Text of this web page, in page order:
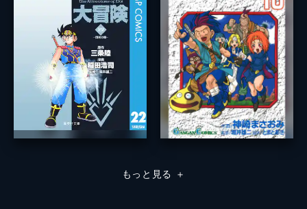
もっと見る ＋